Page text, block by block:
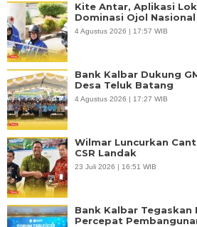
Kite Antar, Aplikasi
Dominasi Ojol Nasional
4 Agustus 2026 | 17:57 WIB
Bank Kalbar Dukung
Desa Teluk Batang
4 Agustus 2026 | 17:27 WIB
Wilmar Luncurkan
CSR Landak
23 Juli 2026 | 16:51 WIB
Bank Kalbar Tegaskan
Percepat